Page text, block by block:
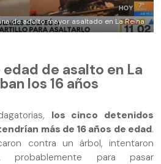
de adulto mayor asaltado en La Reina
de asalto en La
los 16 años
los cinco detenidos
más de 16 años de edad.
contra un árbol, intentaron
probablemente para pasar